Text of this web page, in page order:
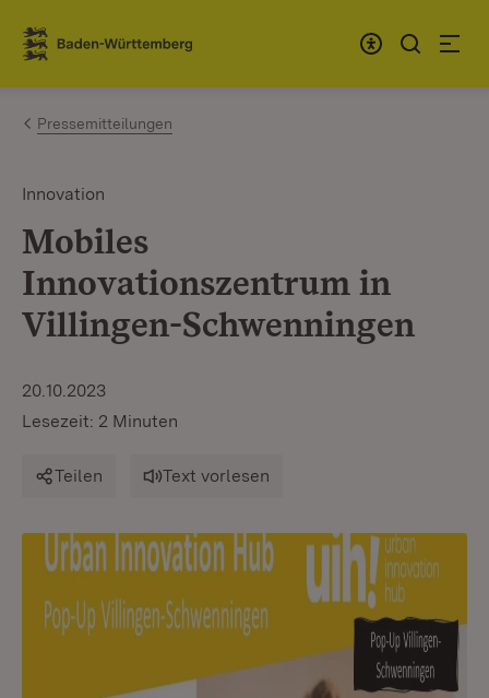
Zum Inhalt springen
Link zur Startseite
Pressemitteilungen
Innovation
Mobiles
Innovationszentrum in
Villingen-Schwenningen
20.10.2023
Lesezeit: 2 Minuten
Teilen Text vorlesen